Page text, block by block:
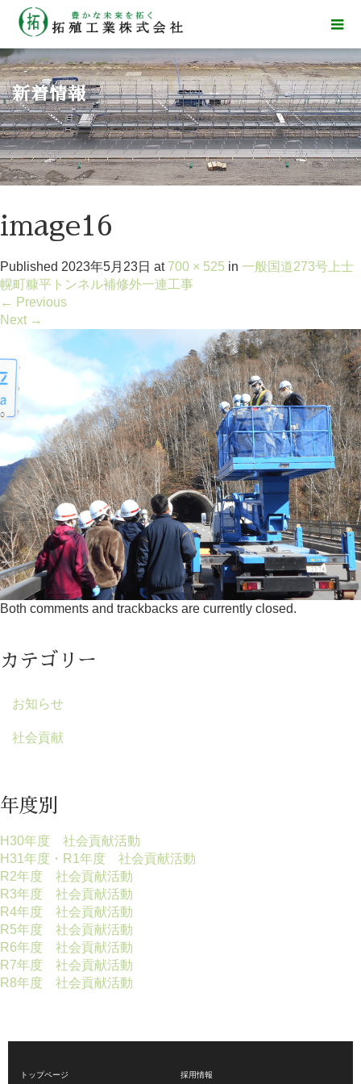
新着情報
image16
Published 2023年5月23日 at 700 × 525 in 一般国道273号上士
幌町糠平トンネル補修外一連工事
← Previous
Next →
Both comments and trackbacks are currently closed.
カテゴリー
お知らせ
社会貢献
年度別
H30年度 社会貢献活動
H31年度・R1年度 社会貢献活動
R2年度 社会貢献活動
R3年度 社会貢献活動
R4年度 社会貢献活動
R5年度 社会貢献活動
R6年度 社会貢献活動
R7年度 社会貢献活動
R8年度 社会貢献活動
トップページ 採用情報